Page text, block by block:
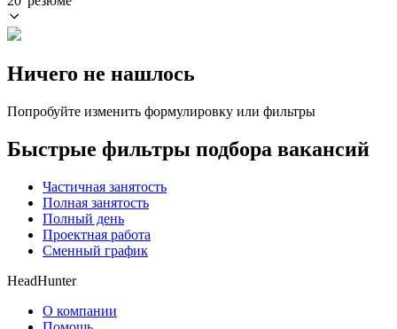
Ничего не нашлось
Попробуйте изменить формулировку или фильтры
Быстрые фильтры подбора вакансий
Частичная занятость
Полная занятость
Полный день
Проектная работа
Сменный график
HeadHunter
О компании